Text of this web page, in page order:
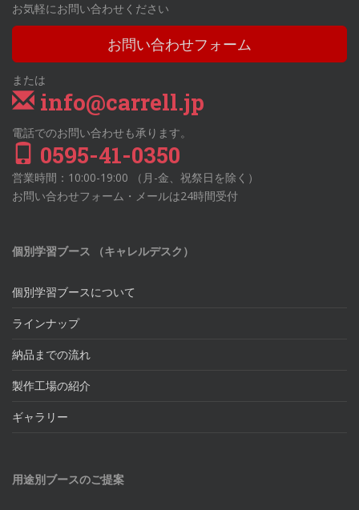
お気軽にお問い合わせください
お問い合わせフォーム
または
info@carrell.jp
電話でのお問い合わせも承ります。
0595-41-0350
営業時間：10:00-19:00 （月-金、祝祭日を除く）
お問い合わせフォーム・メールは24時間受付
個別学習ブース （キャレルデスク）
個別学習ブースについて
ラインナップ
納品までの流れ
製作工場の紹介
ギャラリー
用途別ブースのご提案